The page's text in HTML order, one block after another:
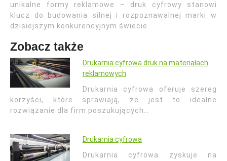
unikalne formy reklamowe – druk cyfrowy stanowi
klucz do budowania silnej i rozpoznawalnej marki w
dzisiejszym konkurencyjnym świecie.
Zobacz także
Drukarnia cyfrowa druk na materiałach
reklamowych
Drukarnia cyfrowa oferuje szereg
korzyści, które sprawiają, że jest to idealne
rozwiązanie dla firm poszukujących…
Drukarnia cyfrowa
Drukarnia cyfrowa zyskuje na